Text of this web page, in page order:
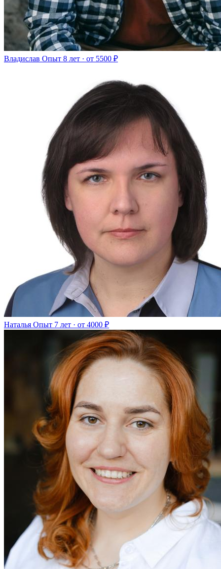
Владислав Опыт 8 лет · от 5500 ₽
Наталья Опыт 7 лет · от 4000 ₽